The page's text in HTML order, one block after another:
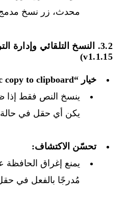
محدث، زر نسخ
v1.1.15)
خيار “Automatic copy to clipboard”
ينسخ النص فقط إذا
يكن أي حقل في حالة
تحسّن الاكتشاف:
يمنع إغراق الحافظة
مُدرجًا بالفعل في